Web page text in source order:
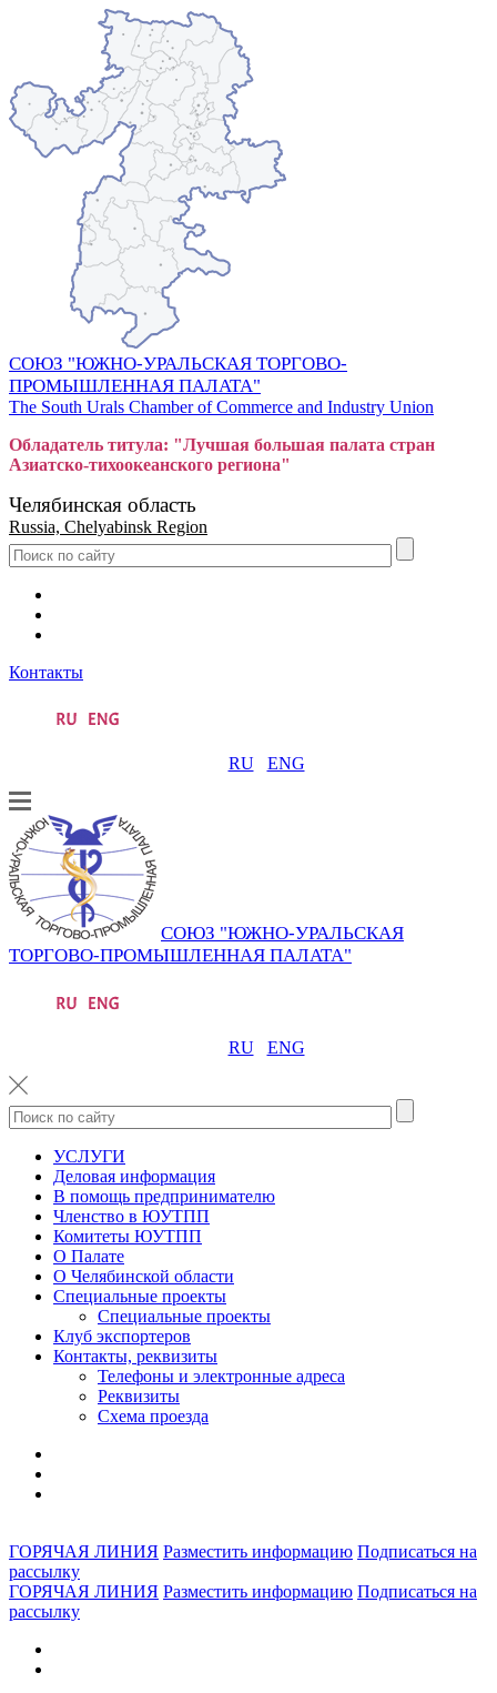
СОЮЗ "ЮЖНО-УРАЛЬСКАЯ ТОРГОВО-
ПРОМЫШЛЕННАЯ ПАЛАТА"
The South Urals Chamber of Commerce and Industry Union
Обладатель титула: "Лучшая большая палата стран
Азиатско-тихоокеанского региона"
Челябинская область
Russia, Chelyabinsk Region
Контакты
RU ENG
СОЮЗ "ЮЖНО-УРАЛЬСКАЯ
ТОРГОВО-ПРОМЫШЛЕННАЯ ПАЛАТА"
RU ENG
УСЛУГИ
Деловая информация
В помощь предпринимателю
Членство в ЮУТПП
Комитеты ЮУТПП
О Палате
О Челябинской области
Специальные проекты
Специальные проекты
Клуб экспортеров
Контакты, реквизиты
Телефоны и электронные адреса
Реквизиты
Схема проезда
ГОРЯЧАЯ ЛИНИЯ Разместить информацию Подписаться на
рассылку
ГОРЯЧАЯ ЛИНИЯ Разместить информацию Подписаться на
рассылку